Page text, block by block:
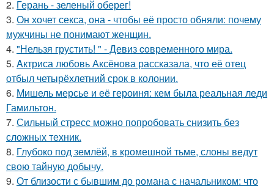
2. Герань - зеленый оберег!
3. Он хочет секса, она - чтобы её просто обняли: почему
мужчины не понимают женщин.
4. "Нельзя грустить! " - Девиз coвременного мира.
5. Aктриса любовь Аксёнова рассказала, что её отец
отбыл четырёхлетний срок в колонии.
6. Мишель мерсье и её героиня: кем была реальная леди
Гамильтон.
7. Сильный стресс можно попробовать снизить без
сложных техник.
8. Глубоко под землёй, в кромешной тьме, слоны ведут
свою тайную добычу.
9. От близости с бывшим до романа с начальником: что